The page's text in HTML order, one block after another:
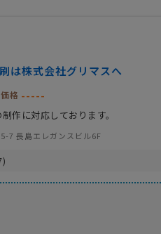
は株式会社グリマスへ
価格 -----
作に対応しております。
7 長島エレガンスビル6F